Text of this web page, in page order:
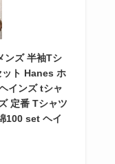
ンズ 半袖Tシ
ット Hanes ホ
インズ tシャ
定番 Tシャツ
100 set ヘイ